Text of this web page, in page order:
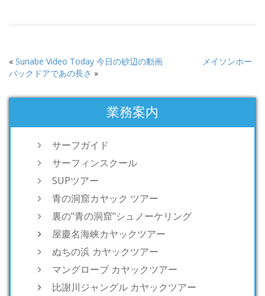
« Sunabe Video Today 今日の砂辺の動画
メイソンホー
バックドアであの長さ »
業務案内
サーフガイド
サーフィンスクール
SUPツアー
青の洞窟カヤック ツアー
裏の"青の洞窟"シュノーケリング
屋慶名海峡カヤックツアー
ぬちの浜 カヤックツアー
マングローブ カヤックツアー
比謝川ジャングル カヤックツアー